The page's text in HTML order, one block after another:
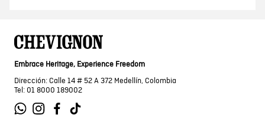
Embrace Heritage, Experience Freedom
Dirección: Calle 14 # 52 A 372 Medellín, Colombia
Tel: 01 8000 189002